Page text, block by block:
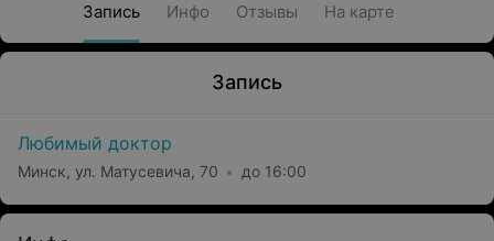
Запись Инфо Отзывы На карте
Запись
Любимый доктор
Минск, ул. Матусевича, 70 до 16:00